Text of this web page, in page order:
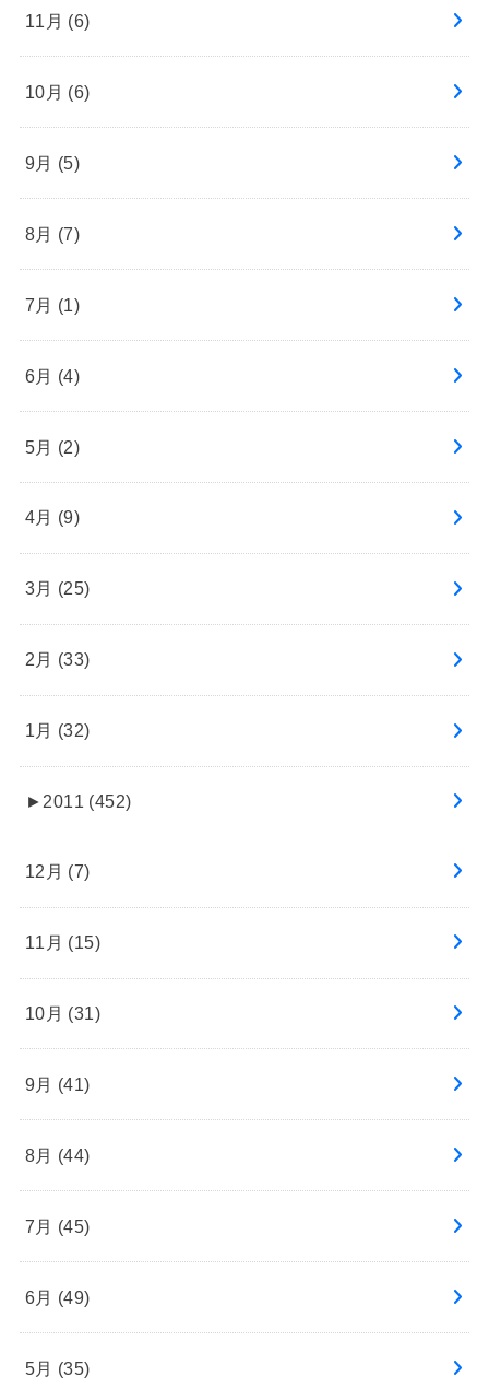
11月 (6)
10月 (6)
9月 (5)
8月 (7)
7月 (1)
6月 (4)
5月 (2)
4月 (9)
3月 (25)
2月 (33)
1月 (32)
► 2011 (452)
12月 (7)
11月 (15)
10月 (31)
9月 (41)
8月 (44)
7月 (45)
6月 (49)
5月 (35)